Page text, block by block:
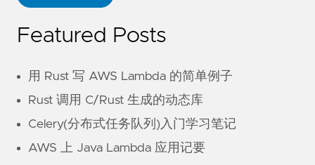
Featured Posts
用 Rust 写 AWS Lambda 的简单例子
Rust 调用 C/Rust 生成的动态库
Celery(分布式任务队列)入门学习笔记
AWS 上 Java Lambda 应用记要